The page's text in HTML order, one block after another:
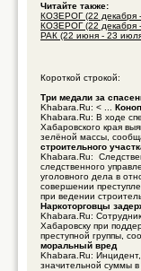
Читайте также:
КОЗЕРОГ (22 декабря
КОЗЕРОГ (22 декабря
РАК (22 июня - 23
Короткой строкой:
Три медали за
Khabara.Ru: < ...
Khabara.Ru: В ходе
Хабаровского края
зелёной массы,
строительного
Khabara.Ru:
следственного
уголовного дела в
совершении
при ведении
Наркоторговцы
Khabara.Ru:
Хабаровску при
преступной группы,
моральный вред
Khabara.Ru:
значительной суммы